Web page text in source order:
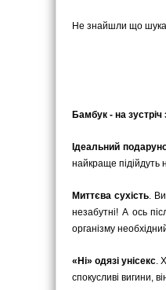
Не знайшли що
Бамбук - на
Ідеальний
найкраще підійдуть
Миттєва сухість. Ви
незабутні! А ось
організму
«Ні» одязі унісекс.
спокусливі вигини,